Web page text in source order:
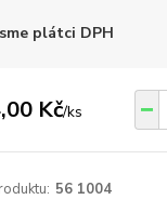
plátci DPH
Kč/ks
56 1004